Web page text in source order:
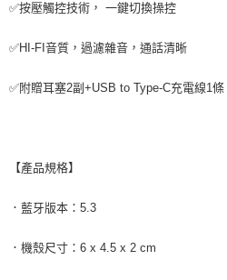
✅按壓觸控技術， 一鍵切換操控
✅HI-FI音質，過濾雜音，通話清晰
✅附贈耳塞2副+USB to Type-C充電線1條
【產品規格】
．藍牙版本：5.3
．機殼尺寸：6 x 4.5 x 2 cm